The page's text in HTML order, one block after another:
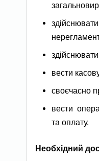
вести
своєчасно
вести
та оплату.
Необхідний